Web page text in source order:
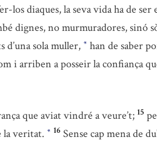
los diaques, la seva vida ha de
dignes, no murmuradores, sinó
d’una sola muller, * han de saber
i arriben a posseir la confiança
que aviat vindré a veure’t; 15
la veritat. * 16 Sense cap mena de